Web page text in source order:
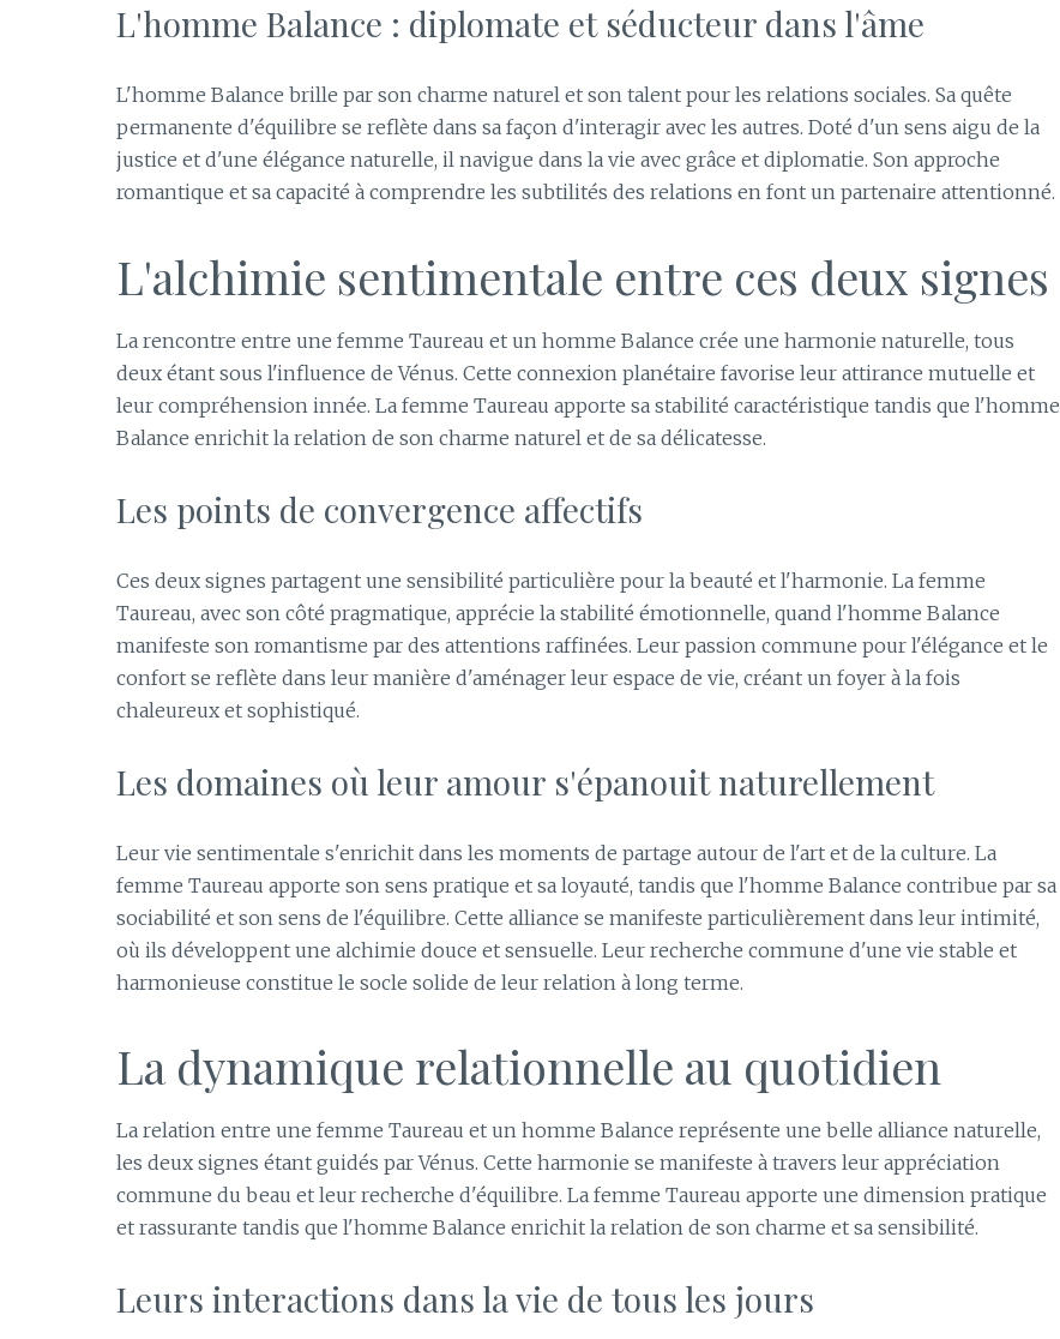
L'homme Balance : diplomate et séducteur dans l'âme
L'homme Balance brille par son charme naturel et son talent pour les relations sociales. Sa quête
permanente d'équilibre se reflète dans sa façon d'interagir avec les autres. Doté d'un sens aigu de la
justice et d'une élégance naturelle, il navigue dans la vie avec grâce et diplomatie. Son approche
romantique et sa capacité à comprendre les subtilités des relations en font un partenaire attentionné.
L'alchimie sentimentale entre ces deux signes
La rencontre entre une femme Taureau et un homme Balance crée une harmonie naturelle, tous
deux étant sous l'influence de Vénus. Cette connexion planétaire favorise leur attirance mutuelle et
leur compréhension innée. La femme Taureau apporte sa stabilité caractéristique tandis que l'homme
Balance enrichit la relation de son charme naturel et de sa délicatesse.
Les points de convergence affectifs
Ces deux signes partagent une sensibilité particulière pour la beauté et l'harmonie. La femme
Taureau, avec son côté pragmatique, apprécie la stabilité émotionnelle, quand l'homme Balance
manifeste son romantisme par des attentions raffinées. Leur passion commune pour l'élégance et le
confort se reflète dans leur manière d'aménager leur espace de vie, créant un foyer à la fois
chaleureux et sophistiqué.
Les domaines où leur amour s'épanouit naturellement
Leur vie sentimentale s'enrichit dans les moments de partage autour de l'art et de la culture. La
femme Taureau apporte son sens pratique et sa loyauté, tandis que l'homme Balance contribue par sa
sociabilité et son sens de l'équilibre. Cette alliance se manifeste particulièrement dans leur intimité,
où ils développent une alchimie douce et sensuelle. Leur recherche commune d'une vie stable et
harmonieuse constitue le socle solide de leur relation à long terme.
La dynamique relationnelle au quotidien
La relation entre une femme Taureau et un homme Balance représente une belle alliance naturelle,
les deux signes étant guidés par Vénus. Cette harmonie se manifeste à travers leur appréciation
commune du beau et leur recherche d'équilibre. La femme Taureau apporte une dimension pratique
et rassurante tandis que l'homme Balance enrichit la relation de son charme et sa sensibilité.
Leurs interactions dans la vie de tous les jours